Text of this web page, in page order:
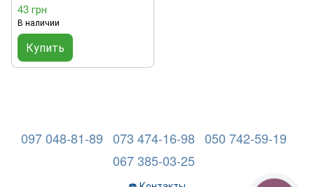
43 грн
В наличии
Купить
097 048-81-89 073 474-16-98 050 742-59-19
067 385-03-25